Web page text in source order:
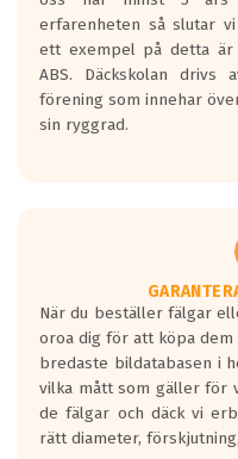
personbilar och lätta
Betyget sätts efter ett
skall bromsa in på en
0.5-1.5 mm vatten.
I 80km/h kommer
Vid körning i över 50km/
rullmotståndets ljud
motorljudet.
På däckmärkningen
en symbol av ett däck
bullernivå markeras
medans de vita vågorna
ett tyst däck.
erfarenheten så slutar
ett exempel på detta är
ABS. Däckskolan drivs
förening som innehar
sin ryggrad.
När du beställer fälgar
oroa dig för att köpa
bredaste bildatabasen i
vilka mått som gäller för
de fälgar och däck vi
rätt diameter,